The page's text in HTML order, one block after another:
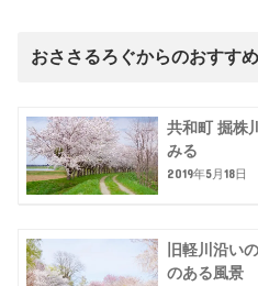
おささるろぐからのおすす
共和町 掘株
みる
2019年5月18日
旧軽川沿い
のある風景